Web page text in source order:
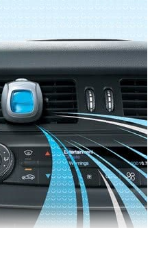
Car Febreze Linen and Sky